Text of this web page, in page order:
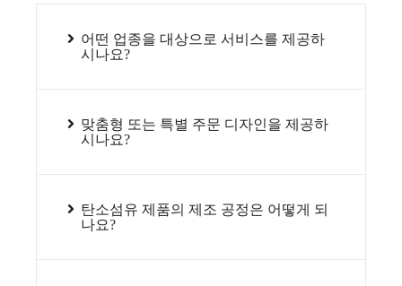
어떤 업종을 대상으로 서비스를 제공하
시나요?
맞춤형 또는 특별 주문 디자인을 제공하
시나요?
탄소섬유 제품의 제조 공정은 어떻게 되
나요?